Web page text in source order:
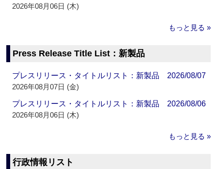
2026年08月06日 (木)
もっと見る »
Press Release Title List：新製品
プレスリリース・タイトルリスト：新製品 2026/08/07
2026年08月07日 (金)
プレスリリース・タイトルリスト：新製品 2026/08/06
2026年08月06日 (木)
もっと見る »
行政情報リスト